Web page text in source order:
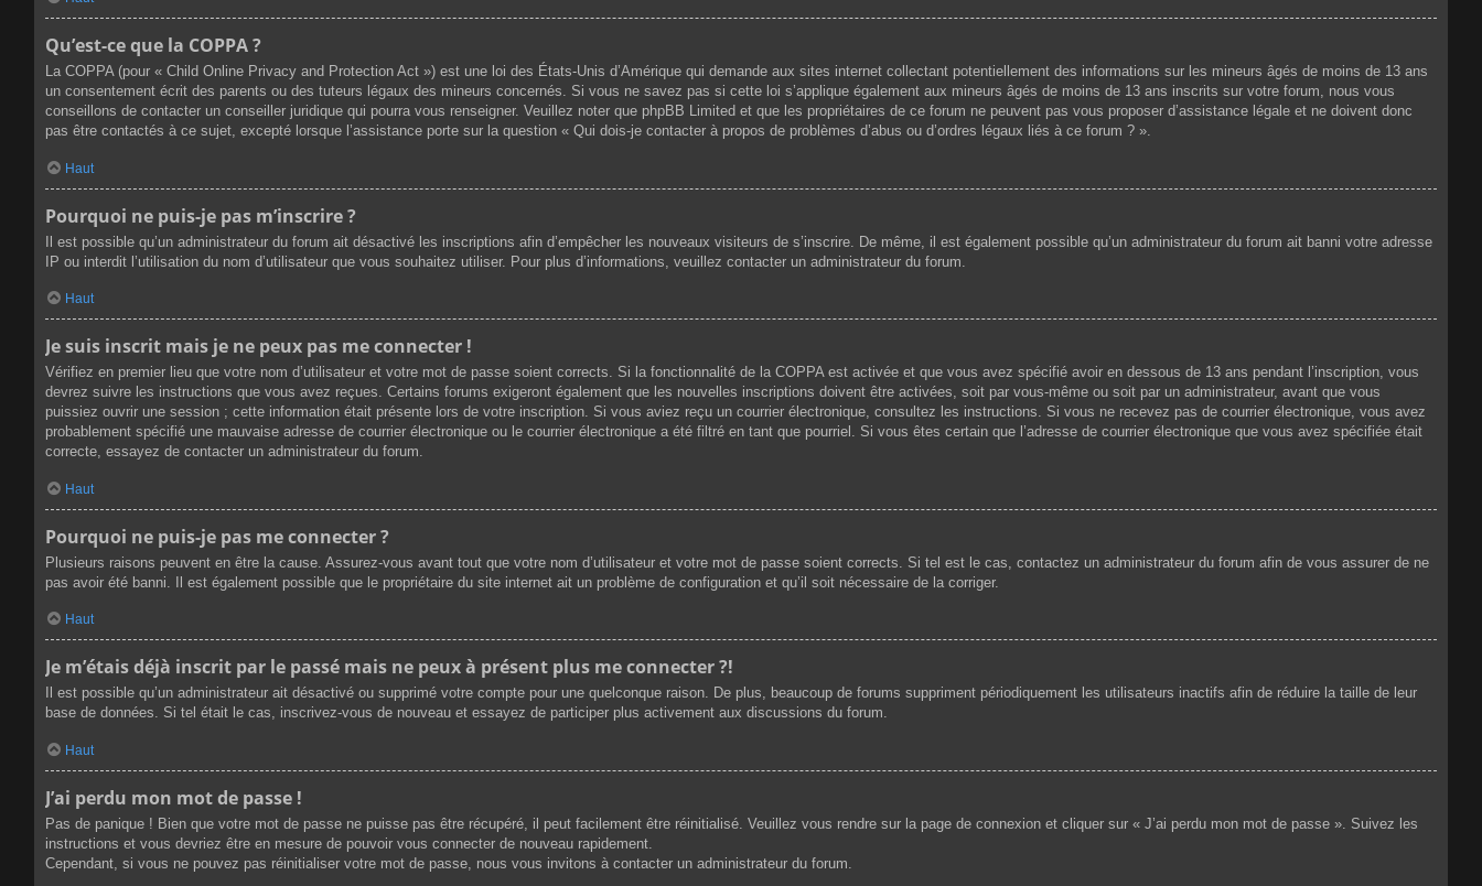
Qu’est-ce que la COPPA ?
La COPPA (pour « Child Online Privacy and Protection Act ») est une loi des États-Unis d’Amérique qui demande aux sites internet collectant potentiellement des informations sur les mineurs âgés de moins de 13 ans
un consentement écrit des parents ou des tuteurs légaux des mineurs concernés. Si vous ne savez pas si cette loi s’applique également aux mineurs âgés de moins de 13 ans inscrits sur votre forum, nous vous
conseillons de contacter un conseiller juridique qui pourra vous renseigner. Veuillez noter que phpBB Limited et que les propriétaires de ce forum ne peuvent pas vous proposer d’assistance légale et ne doivent donc
pas être contactés à ce sujet, excepté lorsque l’assistance porte sur la question « Qui dois-je contacter à propos de problèmes d’abus ou d’ordres légaux liés à ce forum ? ».
Haut
Pourquoi ne puis-je pas m’inscrire ?
Il est possible qu’un administrateur du forum ait désactivé les inscriptions afin d’empêcher les nouveaux visiteurs de s’inscrire. De même, il est également possible qu’un administrateur du forum ait banni votre adresse
IP ou interdit l’utilisation du nom d’utilisateur que vous souhaitez utiliser. Pour plus d’informations, veuillez contacter un administrateur du forum.
Haut
Je suis inscrit mais je ne peux pas me connecter !
Vérifiez en premier lieu que votre nom d’utilisateur et votre mot de passe soient corrects. Si la fonctionnalité de la COPPA est activée et que vous avez spécifié avoir en dessous de 13 ans pendant l’inscription, vous
devrez suivre les instructions que vous avez reçues. Certains forums exigeront également que les nouvelles inscriptions doivent être activées, soit par vous-même ou soit par un administrateur, avant que vous
puissiez ouvrir une session ; cette information était présente lors de votre inscription. Si vous aviez reçu un courrier électronique, consultez les instructions. Si vous ne recevez pas de courrier électronique, vous avez
probablement spécifié une mauvaise adresse de courrier électronique ou le courrier électronique a été filtré en tant que pourriel. Si vous êtes certain que l’adresse de courrier électronique que vous avez spécifiée était
correcte, essayez de contacter un administrateur du forum.
Haut
Pourquoi ne puis-je pas me connecter ?
Plusieurs raisons peuvent en être la cause. Assurez-vous avant tout que votre nom d’utilisateur et votre mot de passe soient corrects. Si tel est le cas, contactez un administrateur du forum afin de vous assurer de ne
pas avoir été banni. Il est également possible que le propriétaire du site internet ait un problème de configuration et qu’il soit nécessaire de la corriger.
Haut
Je m’étais déjà inscrit par le passé mais ne peux à présent plus me connecter ?!
Il est possible qu’un administrateur ait désactivé ou supprimé votre compte pour une quelconque raison. De plus, beaucoup de forums suppriment périodiquement les utilisateurs inactifs afin de réduire la taille de leur
base de données. Si tel était le cas, inscrivez-vous de nouveau et essayez de participer plus activement aux discussions du forum.
Haut
J’ai perdu mon mot de passe !
Pas de panique ! Bien que votre mot de passe ne puisse pas être récupéré, il peut facilement être réinitialisé. Veuillez vous rendre sur la page de connexion et cliquer sur « J’ai perdu mon mot de passe ». Suivez les
instructions et vous devriez être en mesure de pouvoir vous connecter de nouveau rapidement.
Cependant, si vous ne pouvez pas réinitialiser votre mot de passe, nous vous invitons à contacter un administrateur du forum.